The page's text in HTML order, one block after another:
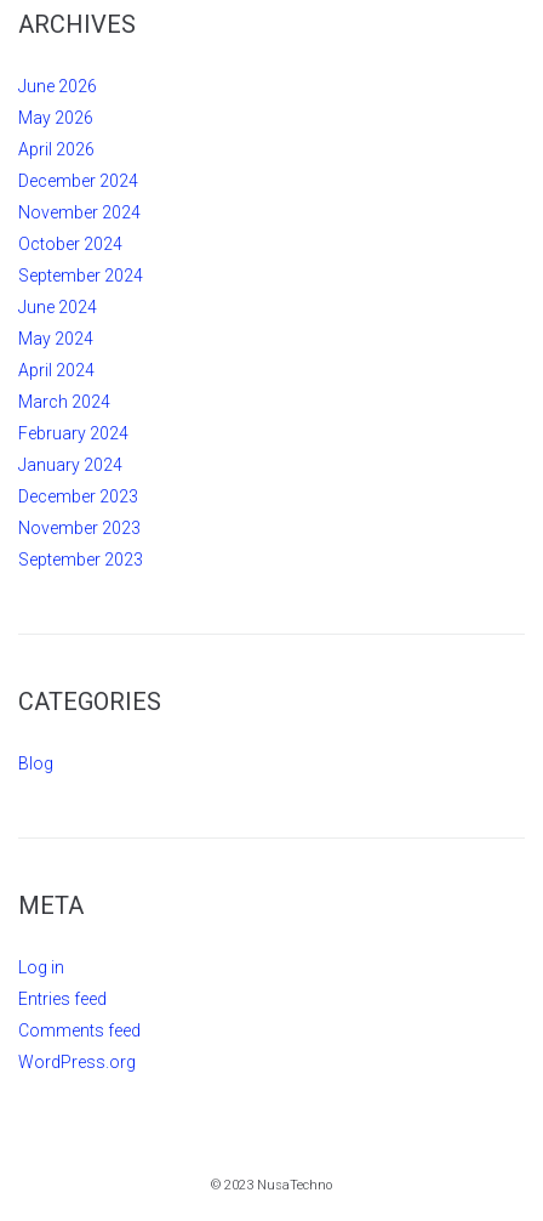
ARCHIVES
June 2026
May 2026
April 2026
December 2024
November 2024
October 2024
September 2024
June 2024
May 2024
April 2024
March 2024
February 2024
January 2024
December 2023
November 2023
September 2023
CATEGORIES
Blog
META
Log in
Entries feed
Comments feed
WordPress.org
© 2023 NusaTechno